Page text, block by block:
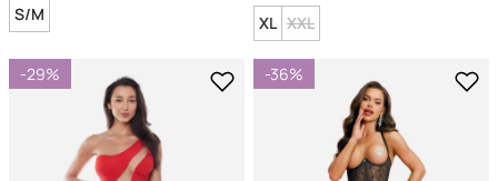
S/M XL XXL
-29% -36%